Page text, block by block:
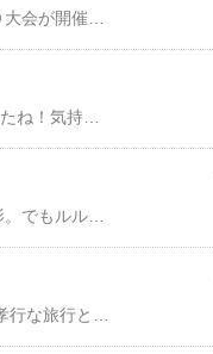
師だけでなく、楓も走っちゃう（…っていつも走ってるか）忙しい時期になりましたね！気持ちだけが焦って、体が全くついていかない今日この頃ですがみなさまはいかがお過ごしでしょうか？１０月、１１月はつらい出来事があったり、落ち込むことや悩むことが多かったり、でなんだかイケてない日々の連続でこんなことではダメじゃー！と気分転換に こんなところや こんなところにおでかけしたりして（おー、見事にどれも楓抜きだわ＾＾；）少しずつではありますが落ち着いた日々を取り戻しつつあるような？ないような？って感じです。楓とは、特別なおでかけは少なかったけど 初・駒沢公園したり 近所の散歩コースで秋を感じたり身近なところでちょこまかやってます元気ですそんなこんなで、今年もあと少し。忙しいけど、クリスマスや楓のお誕生日など、イベントが色々あるんだな～。今年は、もう１回ぐらいは更新できるかしらねぇ？？
実家のルルは、あっという間に１歳になりました せっかくなので、並んで記念撮影。でもルルの表情がイマイチだわん…相変わらずのハイテンション娘だけどこれからもすくすくと成長していってもらいたいものですところで、このルル。ママは１２ｋｇもあるデカキャバちゃんなのでルルも絶対に大きくなるだろうと予想していましたがとにかくまぁ、食の細い子で。正確な体重は知らないけど、６．８ｋｇの楓より明らかに軽いです。かかりつけの獣医さんには「こんなに痩せてるキャバは今まで見たことがない」と言われちゃうほどなんだけど元気だけは有り余っていて、身体面では問題なし！なのでどこからこのエネルギーは沸いているのか、本当に不思議です＾＾；でも楓と一緒にいると、楓が食べるものや遊ぶものに興味津々！普段は欲しがらないものも欲しがります。なので、実家の庭で取れたプチトマトをあげてみると… 食欲だけはいつも全開な楓ちゃんはもちろん秒殺。楓ちゃん、相変わらずおいしそうに食べるねぇ！じゃ次は、楓が食べるのをうらやましそうに見ていたルルの番だよー。 ………最初はぺろぺろしていたものの、やっぱり食べませ～んなぜ～～～？！そんなわけで、代わりに楓がおいしくいただきました楓ちゃん、ルルの分ももらえてラッキー…って、実家滞在中、楓が太った理由ってこれかっ？！？！